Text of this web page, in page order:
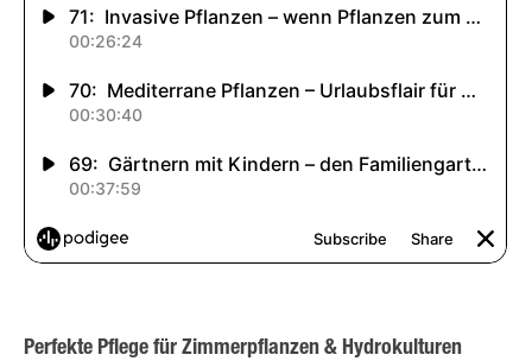
Perfekte Pflege für Zimmerpflanzen & Hydrokulturen